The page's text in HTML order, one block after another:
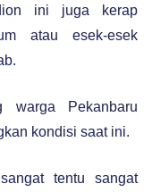
ini juga kerap
atau esek-esek
warga Pekanbaru
kondisi saat ini.
tentu sangat